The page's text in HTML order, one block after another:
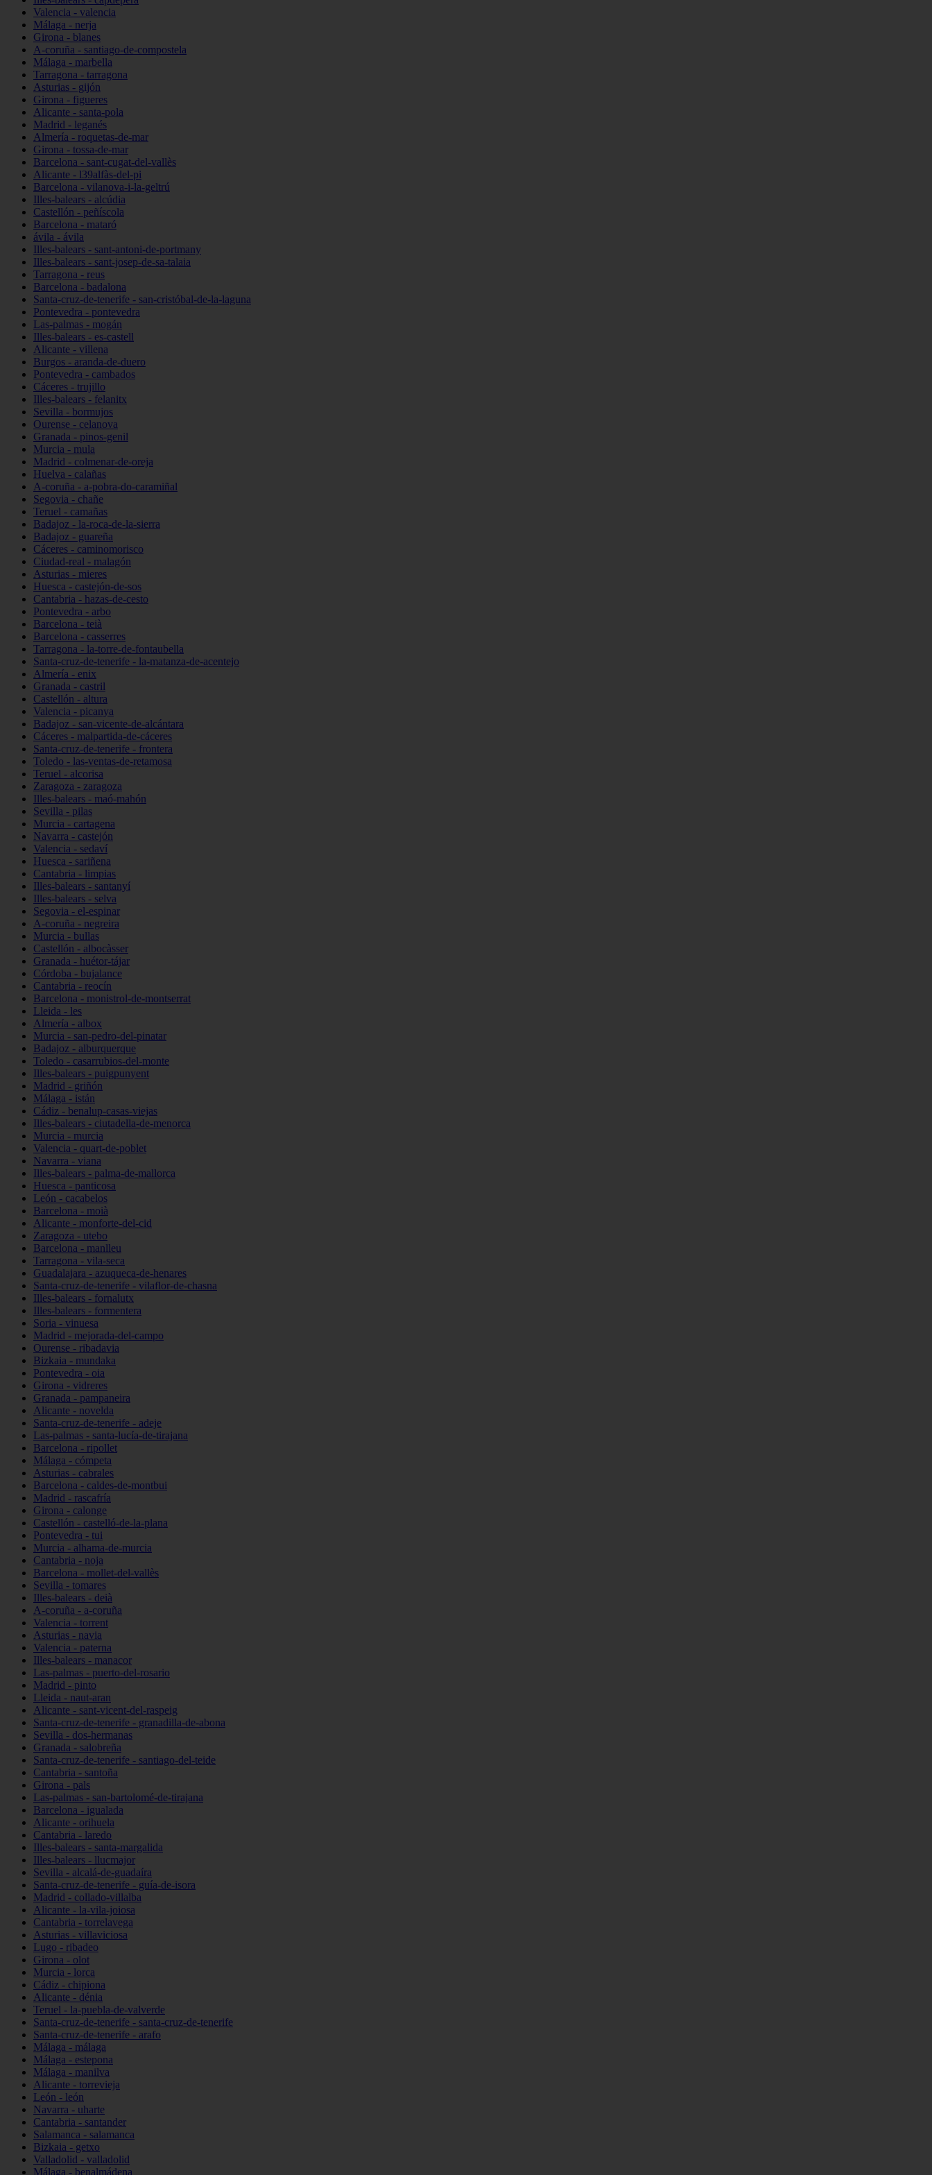
Valencia - valencia
Málaga - nerja
Girona - blanes
A-coruña - santiago-de-compostela
Málaga - marbella
Tarragona - tarragona
Asturias - gijón
Girona - figueres
Alicante - santa-pola
Madrid - leganés
Almería - roquetas-de-mar
Girona - tossa-de-mar
Barcelona - sant-cugat-del-vallès
Alicante - l39alfàs-del-pi
Barcelona - vilanova-i-la-geltrú
Illes-balears - alcúdia
Castellón - peñíscola
Barcelona - mataró
ávila - ávila
Illes-balears - sant-antoni-de-portmany
Illes-balears - sant-josep-de-sa-talaia
Tarragona - reus
Barcelona - badalona
Santa-cruz-de-tenerife - san-cristóbal-de-la-laguna
Pontevedra - pontevedra
Las-palmas - mogán
Illes-balears - es-castell
Alicante - villena
Burgos - aranda-de-duero
Pontevedra - cambados
Cáceres - trujillo
Illes-balears - felanitx
Sevilla - bormujos
Ourense - celanova
Granada - pinos-genil
Murcia - mula
Madrid - colmenar-de-oreja
Huelva - calañas
A-coruña - a-pobra-do-caramiñal
Segovia - chañe
Teruel - camañas
Badajoz - la-roca-de-la-sierra
Badajoz - guareña
Cáceres - caminomorisco
Ciudad-real - malagón
Asturias - mieres
Huesca - castejón-de-sos
Cantabria - hazas-de-cesto
Pontevedra - arbo
Barcelona - teià
Barcelona - casserres
Tarragona - la-torre-de-fontaubella
Santa-cruz-de-tenerife - la-matanza-de-acentejo
Almería - enix
Granada - castril
Castellón - altura
Valencia - picanya
Badajoz - san-vicente-de-alcántara
Cáceres - malpartida-de-cáceres
Santa-cruz-de-tenerife - frontera
Toledo - las-ventas-de-retamosa
Teruel - alcorisa
Zaragoza - zaragoza
Illes-balears - maó-mahón
Sevilla - pilas
Murcia - cartagena
Navarra - castejón
Valencia - sedaví
Huesca - sariñena
Cantabria - limpias
Illes-balears - santanyí
Illes-balears - selva
Segovia - el-espinar
A-coruña - negreira
Murcia - bullas
Castellón - albocàsser
Granada - huétor-tájar
Córdoba - bujalance
Cantabria - reocín
Barcelona - monistrol-de-montserrat
Lleida - les
Almería - albox
Murcia - san-pedro-del-pinatar
Badajoz - alburquerque
Toledo - casarrubios-del-monte
Illes-balears - puigpunyent
Madrid - griñón
Málaga - istán
Cádiz - benalup-casas-viejas
Illes-balears - ciutadella-de-menorca
Murcia - murcia
Valencia - quart-de-poblet
Navarra - viana
Illes-balears - palma-de-mallorca
Huesca - panticosa
León - cacabelos
Barcelona - moià
Alicante - monforte-del-cid
Zaragoza - utebo
Barcelona - manlleu
Tarragona - vila-seca
Guadalajara - azuqueca-de-henares
Santa-cruz-de-tenerife - vilaflor-de-chasna
Illes-balears - fornalutx
Illes-balears - formentera
Soria - vinuesa
Madrid - mejorada-del-campo
Ourense - ribadavia
Bizkaia - mundaka
Pontevedra - oia
Girona - vidreres
Granada - pampaneira
Alicante - novelda
Santa-cruz-de-tenerife - adeje
Las-palmas - santa-lucía-de-tirajana
Barcelona - ripollet
Málaga - cómpeta
Asturias - cabrales
Barcelona - caldes-de-montbui
Madrid - rascafría
Girona - calonge
Castellón - castelló-de-la-plana
Pontevedra - tui
Murcia - alhama-de-murcia
Cantabria - noja
Barcelona - mollet-del-vallès
Sevilla - tomares
Illes-balears - deià
A-coruña - a-coruña
Valencia - torrent
Asturias - navia
Valencia - paterna
Illes-balears - manacor
Las-palmas - puerto-del-rosario
Madrid - pinto
Lleida - naut-aran
Alicante - sant-vicent-del-raspeig
Santa-cruz-de-tenerife - granadilla-de-abona
Sevilla - dos-hermanas
Granada - salobreña
Santa-cruz-de-tenerife - santiago-del-teide
Cantabria - santoña
Girona - pals
Las-palmas - san-bartolomé-de-tirajana
Barcelona - igualada
Alicante - orihuela
Cantabria - laredo
Illes-balears - santa-margalida
Illes-balears - llucmajor
Sevilla - alcalá-de-guadaíra
Santa-cruz-de-tenerife - guía-de-isora
Madrid - collado-villalba
Alicante - la-vila-joiosa
Cantabria - torrelavega
Asturias - villaviciosa
Lugo - ribadeo
Girona - olot
Murcia - lorca
Cádiz - chipiona
Alicante - dénia
Teruel - la-puebla-de-valverde
Santa-cruz-de-tenerife - santa-cruz-de-tenerife
Santa-cruz-de-tenerife - arafo
Málaga - málaga
Málaga - estepona
Málaga - manilva
Alicante - torrevieja
León - león
Navarra - uharte
Cantabria - santander
Salamanca - salamanca
Bizkaia - getxo
Valladolid - valladolid
Málaga - benalmádena